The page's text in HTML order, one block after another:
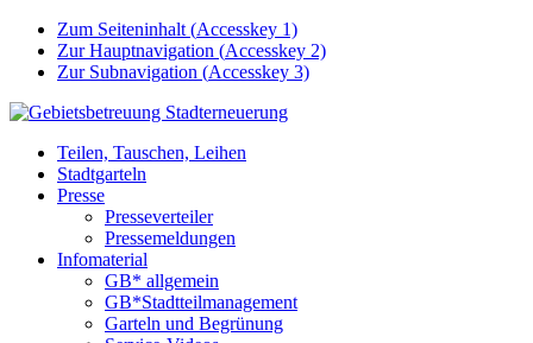
Zum Seiteninhalt (Accesskey 1)
Zur Hauptnavigation (Accesskey 2)
Zur Subnavigation (Accesskey 3)
Teilen, Tauschen, Leihen
Stadtgarteln
Presse
Presseverteiler
Pressemeldungen
Infomaterial
GB* allgemein
GB*Stadtteilmanagement
Garteln und Begrünung